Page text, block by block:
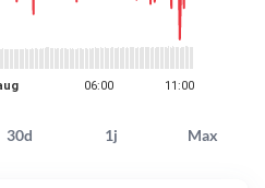
30d 1j Max